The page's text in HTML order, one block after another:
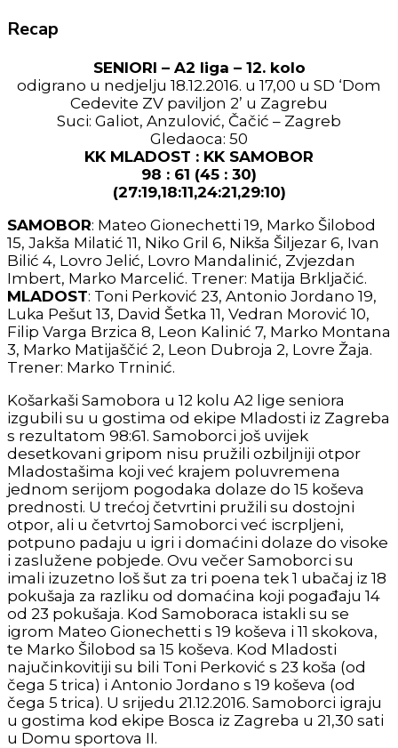
Recap
SENIORI – A2 liga – 12. kolo
odigrano u nedjelju 18.12.2016. u 17,00 u SD ‘Dom
Cedevite ZV paviljon 2’ u Zagrebu
Suci: Galiot, Anzulović, Čačić – Zagreb
Gledaoca: 50
KK MLADOST : KK SAMOBOR
98 : 61 (45 : 30)
(27:19,18:11,24:21,29:10)
SAMOBOR: Mateo Gionechetti 19, Marko Šilobod
15, Jakša Milatić 11, Niko Gril 6, Nikša Šiljezar 6, Ivan
Bilić 4, Lovro Jelić, Lovro Mandalinić, Zvjezdan
Imbert, Marko Marcelić. Trener: Matija Brkljačić.
MLADOST: Toni Perković 23, Antonio Jordano 19,
Luka Pešut 13, David Šetka 11, Vedran Morović 10,
Filip Varga Brzica 8, Leon Kalinić 7, Marko Montana
3, Marko Matijaščić 2, Leon Dubroja 2, Lovre Žaja.
Trener: Marko Trninić.
Košarkaši Samobora u 12 kolu A2 lige seniora
izgubili su u gostima od ekipe Mladosti iz Zagreba
s rezultatom 98:61. Samoborci još uvijek
desetkovani gripom nisu pružili ozbiljniji otpor
Mladostašima koji već krajem poluvremena
jednom serijom pogodaka dolaze do 15 koševa
prednosti. U trećoj četvrtini pružili su dostojni
otpor, ali u četvrtoj Samoborci već iscrpljeni,
potpuno padaju u igri i domaćini dolaze do visoke
i zaslužene pobjede. Ovu večer Samoborci su
imali izuzetno loš šut za tri poena tek 1 ubačaj iz 18
pokušaja za razliku od domaćina koji pogađaju 14
od 23 pokušaja. Kod Samoboraca istakli su se
igrom Mateo Gionechetti s 19 koševa i 11 skokova,
te Marko Šilobod sa 15 koševa. Kod Mladosti
najučinkovitiji su bili Toni Perković s 23 koša (od
čega 5 trica) i Antonio Jordano s 19 koševa (od
čega 5 trica). U srijedu 21.12.2016. Samoborci igraju
u gostima kod ekipe Bosca iz Zagreba u 21,30 sati
u Domu sportova II.